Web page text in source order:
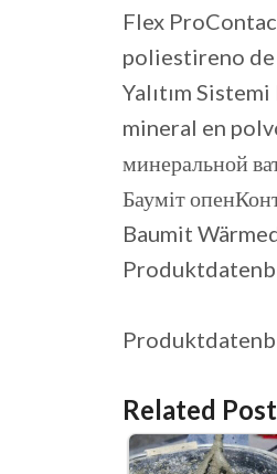
Flex
poliestireno
Yalıtım
mineral en
минеральной
Бауміт
Baumit
Related